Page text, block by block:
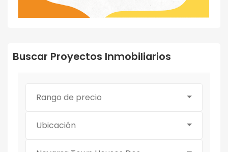
Buscar Proyectos Inmobiliarios
Rango de precio
Ubicación